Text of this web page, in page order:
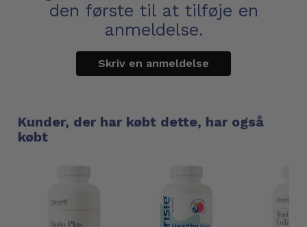
den første til at tilføje en
anmeldelse.
Skriv en anmeldelse
Kunder, der har købt dette, har også
købt